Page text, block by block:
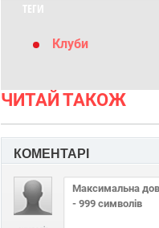
ТЕГИ
Клуби
ЧИТАЙ ТАКОЖ
КОМЕНТАРІ